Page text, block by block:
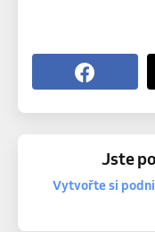
Jste
Vytvořte si